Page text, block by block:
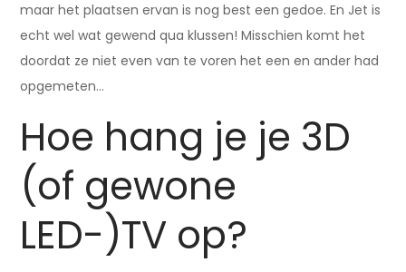
maar het plaatsen ervan is nog best een gedoe. En Jet is
echt wel wat gewend qua klussen! Misschien komt het
doordat ze niet even van te voren het een en ander had
opgemeten…
Hoe hang je je 3D
(of gewone
LED-)TV op?